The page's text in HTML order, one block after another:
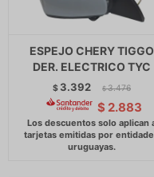
ESPEJO CHERY TIGGO
DER. ELECTRICO TYC
$ 3.392 $ 3.476
$ 2.883